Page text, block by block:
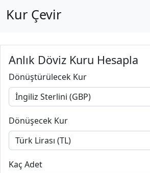
Kur Çevir
Anlık Döviz Kuru Hesapla
Dönüştürülecek Kur
Dönüşecek Kur
Kaç Adet